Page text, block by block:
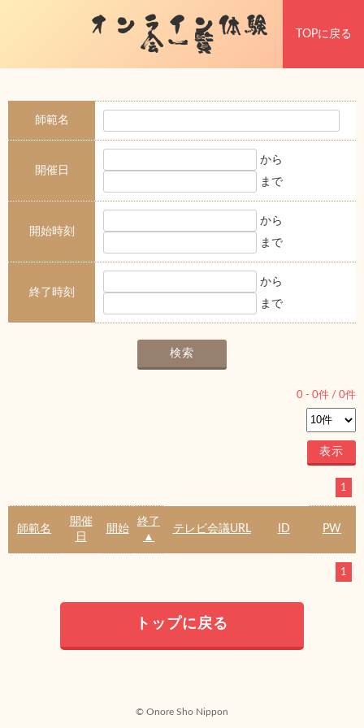
オンライン体験
会一覧 TOPに戻る
師範名
開催日
から
まで
開始時刻
から
まで
終了時刻
から
まで
0 - 0件 / 0件
1
師範名
開催
日
開始
終了
▲
テレビ会議URL ID PW
1
トップに戻る
© Onore Sho Nippon